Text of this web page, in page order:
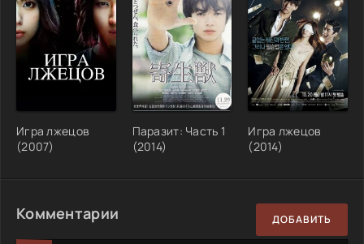
Игра лжецов
(2007)
Паразит: Часть 1
(2014)
Игра лжецов
(2014)
Комментарии ДОБАВИТЬ